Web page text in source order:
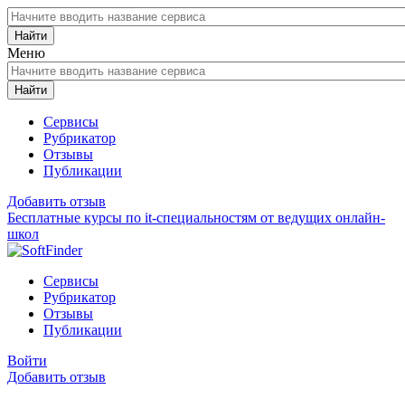
Найти
Меню
Найти
Сервисы
Рубрикатор
Отзывы
Публикации
Добавить отзыв
Бесплатные курсы по it-специальностям от ведущих онлайн-
школ
Сервисы
Рубрикатор
Отзывы
Публикации
Войти
Добавить отзыв